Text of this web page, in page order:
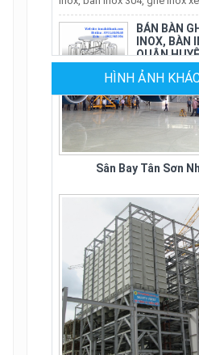
BÁN BÀN
INOX, BÀN
QUẬN
Nội Thất
sản xuất và cung cấp các loại
inox 304, ghế inox xếp, bàn
CÔNG TY
NHÀ HÀNG
Công Ty Đại
xuất ghế
tphcm và
HÌNH ẢNH
Sân Bay Tân Sơn